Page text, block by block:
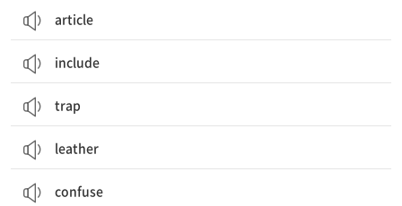
article
include
trap
leather
confuse